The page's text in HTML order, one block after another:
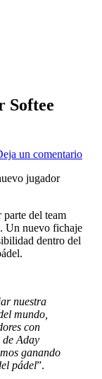
Softee
un comentario
del team
Un nuevo fichaje
dentro del
nuestra
mundo,
con
de Aday
ganando
pádel”.